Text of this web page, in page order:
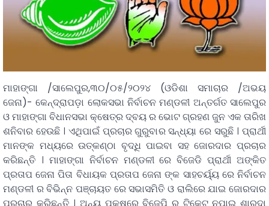
ମାହାଙ୍ଗା /ସାଲେପୁର,୩୦/୦୫/୨୦୨୪ (ଓଡିଶା ସମାଚାର /ଅଭୟ
ଜେନା)- କେନ୍ଦ୍ରାପଡ଼ା ଲୋକସଭା ନିର୍ବାଚନ ମଣ୍ଡଳୀ ଅନ୍ତର୍ଗତ ସାଲେପୁର
ଓ ମାହାଙ୍ଗା ବିଧାନସଭା କ୍ଷେତ୍ର ଦ୍ବୟ ର ଭୋଟ ଗ୍ରହଣ ଜୁନ ଏକ ତାରିଖ
ଶନିବାର ହେଉଛି । ଏଥିପାଇଁ ପ୍ରଚାର ଗୁରୁବାର ସନ୍ଧ୍ୟା ରେ ସରୁଛି । ପ୍ରାର୍ଥୀ
ମାନଙ୍କ ମଧ୍ୟରେ ଉତ୍କଣ୍ଠା ବୃଦ୍ଧି ପାଇବା ସହ ଜୋରଦାର ପ୍ରଚାର
କରିଛନ୍ତି । ମାହାଙ୍ଗା ନିର୍ବାଚନ ମଣ୍ଡଳୀ ରେ ବିଜେଡି ପ୍ରାର୍ଥୀ ଅଙ୍କିତ
ପ୍ରତାପ ଜେନା ପିତା ବିଧାୟକ ପ୍ରତାପ ଜେନା ଙ୍କ ସାହଚର୍ୟ୍ୟ ରେ ନିର୍ବାଚନ
ମଣ୍ଡଳୀ ର ବିଭିନ୍ନ ପଞ୍ଚାୟତ ରେ ସଭାସମିତି ଓ ରାଲିରେ ଯାଇ ଜୋରଦାର